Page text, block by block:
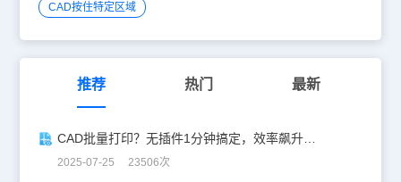
CAD按住特定区域
推荐 热门 最新
CAD批量打印？无插件1分钟搞定，效率飙升90%！
2025-07-25 23506次